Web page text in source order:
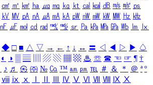
㎠ ㎡ ㎢ ㏊ ㎍ ㎎ ㎏ ㏏ ㎈ ㎉ ㏈ ㎧ ㎨ ㎰
㎸ ㎹ ㎀ ㎁ ㎂ ㎃ ㎄ ㎺ ㎻ ㎽ ㎾ ㎿ ㎐ ㎑
㎋ ㎌ ㏖ ㏅ ㎭ ㎮ ㎯ ㏛ ㎩ ㎪ ㎫ ㎬ ㏝ ㏐
㏓
◆ □ ■ △ ▽ → ← ↑ ↓ ↔ 〓 ◁ ◀ ▷ ▶ ♤
◐ ◑ ▒ ▤ ▨ ▧ ▦ ▩ ♨ ☏ ☎ ☜ ☞ ¶ †
♪ ♬ ㉿ ㈜ № ㏇ ™ ㏂ ㏘ ℡ ＃ ＆ ＊ ＠ ª º
ⅷ ⅸ ⅹ Ⅳ Ⅴ Ⅵ Ⅶ Ⅷ Ⅸ Ⅹ